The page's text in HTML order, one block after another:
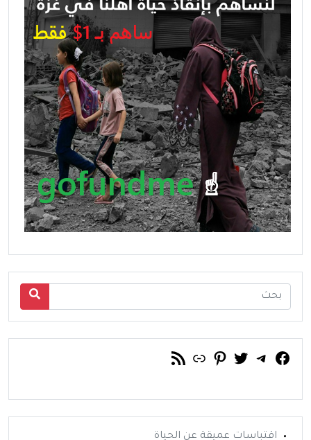
فيسبوك
تيليجرام
تويتربينتريست
رابطخلاصة RSS
اقتباسات عميقة عن الحياة